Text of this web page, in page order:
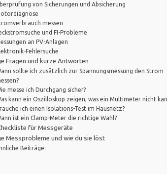
von Sicherungen und Absicherung
messen
und FI-Probleme
an PV-Anlagen
Fehlersuche
Fragen und kurze Antworten
sollte ich zusätzlich zur Spannungsmessung den Strom
messe ich Durchgang sicher?
kann ein Oszilloskop zeigen, was ein Multimeter nicht
ich einen Isolations-Test im Hausnetz?
ist ein Clamp-Meter die richtige Wahl?
für Messgeräte
Messprobleme und wie du sie löst
Beiträge: